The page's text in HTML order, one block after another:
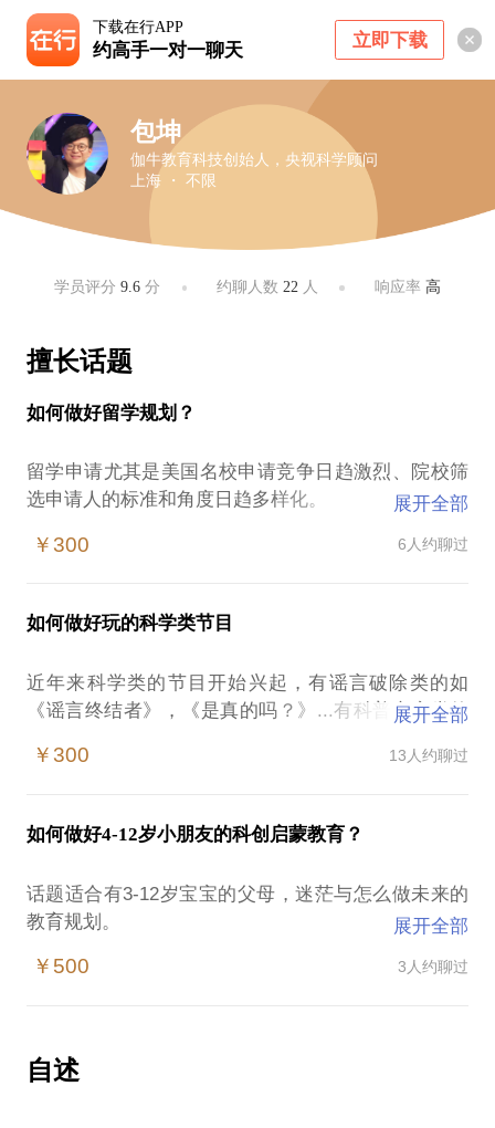
下载在行APP
约高手一对一聊天 立即下载
包坤
伽牛教育科技创始人，央视科学顾问
上海 ・ 不限
学员评分9.6 分 约聊人数 22 人 响应率 高
擅长话题
如何做好留学规划？
留学申请尤其是美国名校申请竞争日趋激烈、院校筛
选申请人的标准和角度日趋多样化。
导向，基于留学大数据的分析和学生的自身背景（学
基于各校各专业录取的大数据统计，初步定制留学申
请规划。
划，清楚所学专业未来的发展前景，了解美国校园、
展开全部
￥300 6人约聊过
如何做好玩的科学类节目
近年来科学类的节目开始兴起，有谣言破除类的如
《谣言终结者》，《是真的吗？》...有科普竞赛类的
决》...
节目的策划，实验执行和录制。
如果你是一个编导，想做一个科学类的节目，来找我
如果你是一个观众，对科学类节目的台前幕后感兴
趣，来找我聊聊科学的八卦吧。
详细介绍请点进我的百度百科：
展开全部
￥300 13人约聊过
如何做好4-12岁小朋友的科创启蒙教育？
话题适合有3-12岁宝宝的父母，迷茫与怎么做未来的
教育规划。
习题。但是我们缺少了科学教育中最重要的一环
义的：
“当光由光密介质射到光疏介质的界面时，全部被反射
展开全部
￥500 3人约聊过
自述